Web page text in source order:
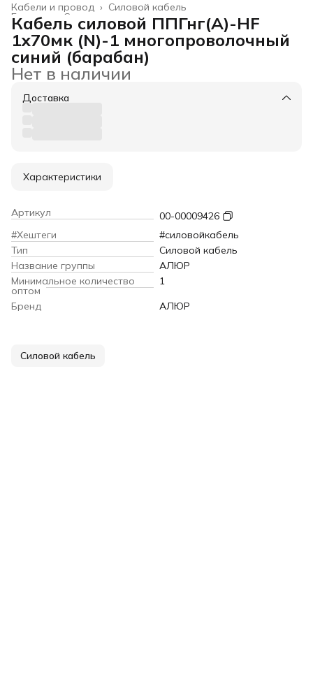
Силовой кабель
Кабели и провод ›
Строительство и ремонт
Главная
Кабель силовой ППГнг(А)-HF
1х70мк (N)-1 многопроволочный
синий (барабан)
Нет в наличии
Доставка
Характеристики
Артикул
00-00009426
#Хештеги
#силовойкабель
Тип
Силовой кабель
Название группы
АЛЮР
Минимальное количество
оптом
1
Бренд
АЛЮР
Силовой кабель